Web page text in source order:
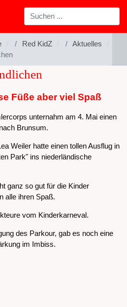
Red KidZ
Aktuelles
Füße aber viel Spaß
unternahm am 4. Mai einen
Brunsum.
Weiler hatte einen tollen Ausflug in
Park" ins niederländische
ganz so gut für die Kinder
alle ihren Spaß.
vom Kinderkarneval.
des Parkour, gab es noch eine
im Imbiss.
Tour 2018